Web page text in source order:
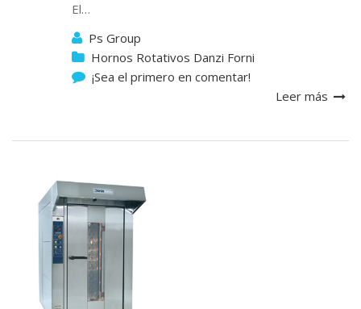
El…
Ps Group
Hornos Rotativos Danzi Forni
¡Sea el primero en comentar!
Leer más